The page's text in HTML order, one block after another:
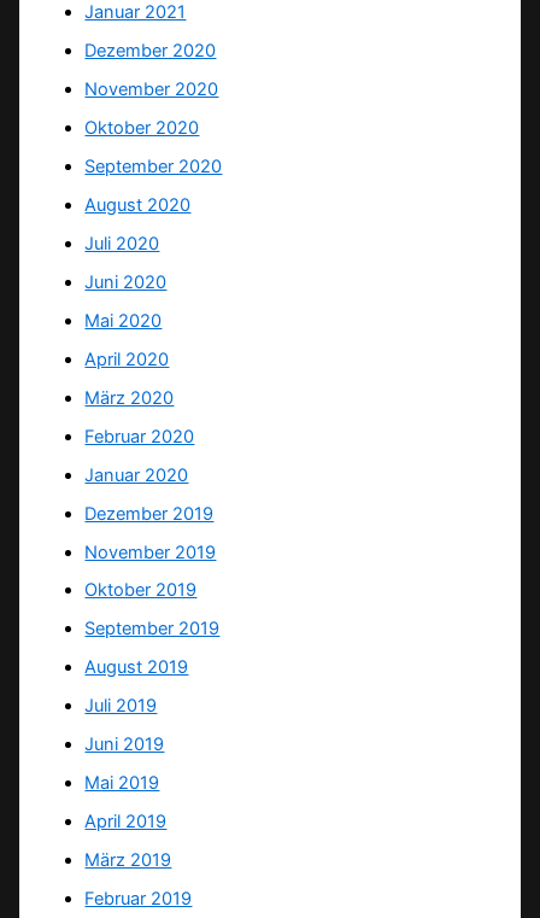
Januar 2021
Dezember 2020
November 2020
Oktober 2020
September 2020
August 2020
Juli 2020
Juni 2020
Mai 2020
April 2020
März 2020
Februar 2020
Januar 2020
Dezember 2019
November 2019
Oktober 2019
September 2019
August 2019
Juli 2019
Juni 2019
Mai 2019
April 2019
März 2019
Februar 2019